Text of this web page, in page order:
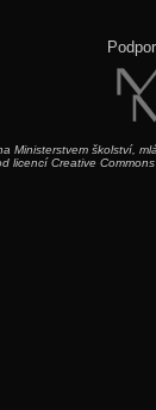
Ministerstvem školství,
licencí Creative Commons